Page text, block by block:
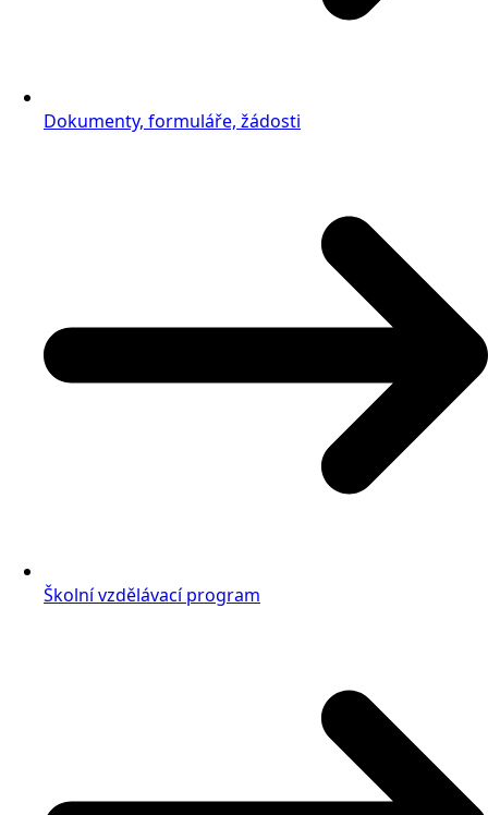
Dokumenty, formuláře, žádosti
Školní vzdělávací program